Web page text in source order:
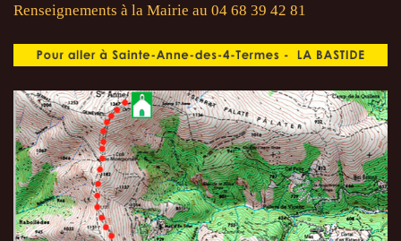
Renseignements à la Mairie au 04 68 39 42 81